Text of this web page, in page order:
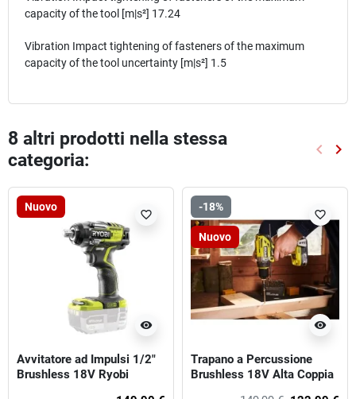
capacity of the tool [m|s²] 17.24
Vibration Impact tightening of fasteners of the maximum
capacity of the tool uncertainty [m|s²] 1.5
8 altri prodotti nella stessa
categoria:
keyboard_arrow_left keyboard_arrow_right
Nuovo
visibility
favorite_border
Avvitatore ad Impulsi 1/2"
Brushless 18V Ryobi
-18%
Nuovo
visibility
favorite_border
Trapano a Percussione
Brushless 18V Alta Coppia